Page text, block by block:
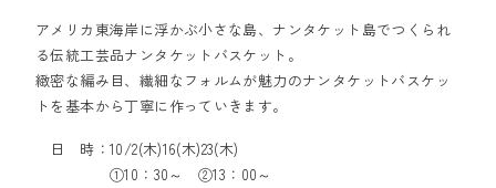
アメリカ東海岸に浮かぶ小さな島、ナンタケット島でつくられ
る伝統工芸品ナンタケットバスケット。
緻密な編み目、繊細なフォルムが魅力のナンタケットバスケッ
トを基本から丁寧に作っていきます。
日 時：10/2(木)16(木)23(木)
①10：30～ ②13：00～